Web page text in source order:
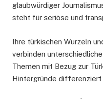
glaubwürdiger
steht für seriöse und
Ihre türkischen Wurzeln
verbinden
Themen mit Bezug zur
Hintergründe differenziert